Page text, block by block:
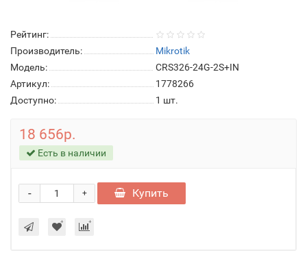
Рейтинг:
Производитель:
Mikrotik
Модель:
CRS326-24G-2S+IN
Артикул:
1778266
Доступно:
1 шт.
18 656р.
Есть в наличии
+
- Купить